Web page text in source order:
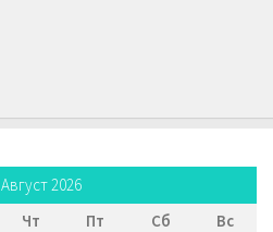
Август 2026
Чт Пт Сб Вс